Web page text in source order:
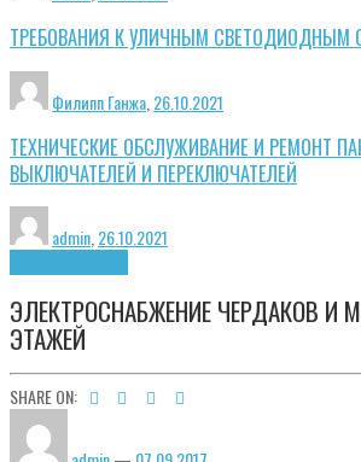
ТРЕБОВАНИЯ К УЛИЧНЫМ СВЕТОДИОДНЫМ
Филипп Ганжа 26.10.2021
ТЕХНИЧЕСКИЕ ОБСЛУЖИВАНИЕ И РЕМОНТ
ВЫКЛЮЧАТЕЛЕЙ И ПЕРЕКЛЮЧАТЕЛЕЙ
admin,26.10.2021
ЭЛЕКТРОСНАБЖЕНИЕ ЧЕРДАКОВ И
ЭТАЖЕЙ
SHARE ON: